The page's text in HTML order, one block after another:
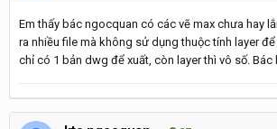
Em thấy bác ngocquan có các vẽ max chưa hay
ra nhiều file mà không sử dụng thuộc tính layer để
chỉ có 1 bản dwg để xuất, còn layer thì vô số. Bác